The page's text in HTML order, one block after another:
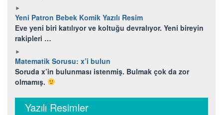
Yeni Patron Bebek Komik Yazılı Resim
Eve yeni biri katılıyor ve koltuğu devralıyor. Yeni bireyin
rakipleri …
Matematik Sorusu: x’i bulun
Soruda x’in bulunması istenmiş. Bulmak çok da zor
olmamış.
Yazılı Resimler